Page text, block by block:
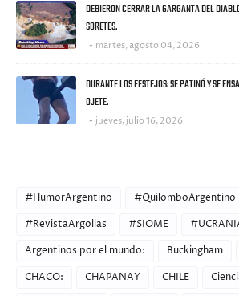
DEBIERON CERRAR LA GARGANTA DEL
SORETES.
martes, agosto 04, 2026
DURANTE LOS FESTEJOS: SE PATINÓ Y SE
OJETE.
jueves, julio 16, 2026
#HumorArgentino
#QuilomboArgentino
#RevistaArgollas
#SIOME
Argentinos por el mundo:
Buckingham
CHACO:
CHAPANAY CHILE